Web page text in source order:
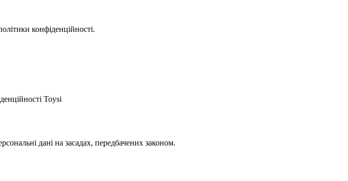
конфіденційності.
Toysi
дані на засадах, передбачених законом.